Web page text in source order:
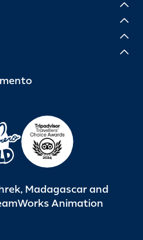
Madagascar and
Animation